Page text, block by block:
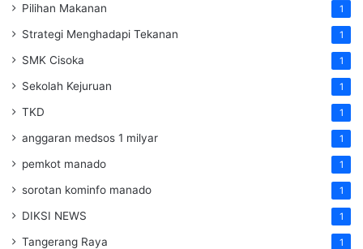
Pilihan Makanan 1
Strategi Menghadapi Tekanan 1
SMK Cisoka 1
Sekolah Kejuruan 1
TKD 1
anggaran medsos 1 milyar 1
pemkot manado 1
sorotan kominfo manado 1
DIKSI NEWS 1
Tangerang Raya 1